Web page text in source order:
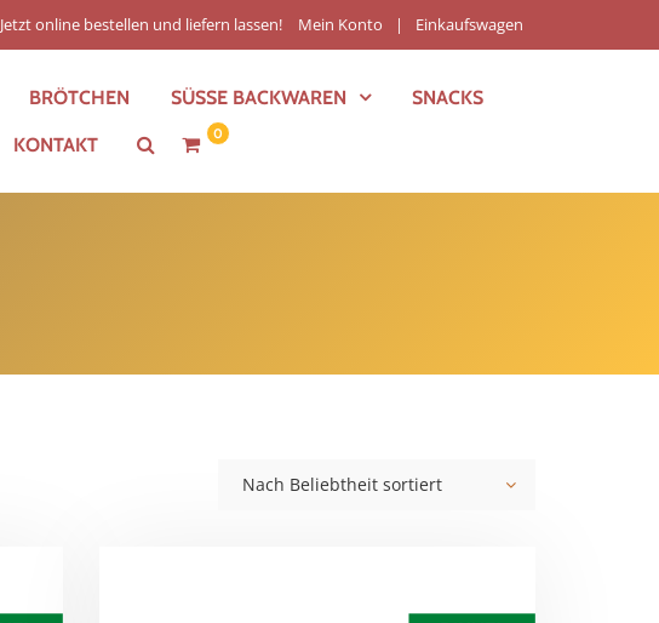
Jetzt online bestellen und liefern lassen! Mein Konto Einkaufswagen
BRÖTCHEN SÜSSE BACKWAREN SNACKS
KONTAKT 0
Nach Beliebtheit sortiert